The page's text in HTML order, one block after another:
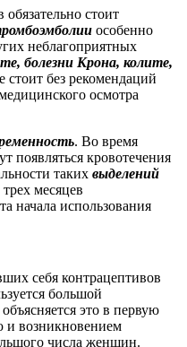
стоит
особенно
неблагоприятных
болезни Крона, колите,
без рекомендаций
осмотра
. Во время
появляться кровотечения
таких выделений
месяцев
начала использования
себя контрацептивов
большой
это в первую
и возникновением
числа женщин.